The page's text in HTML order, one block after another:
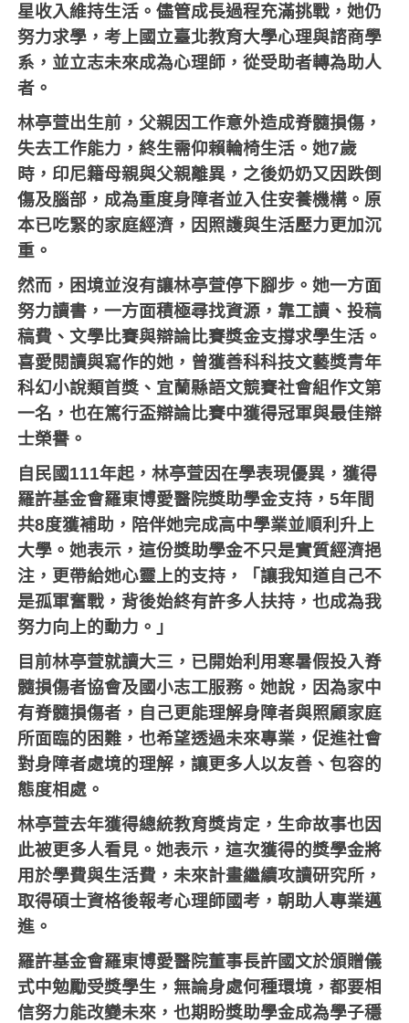
星收入維持生活。儘管成長過程充滿挑戰，她仍
努力求學，考上國立臺北教育大學心理與諮商學
系，並立志未來成為心理師，從受助者轉為助人
者。
林亭萓出生前，父親因工作意外造成脊髓損傷，
失去工作能力，終生需仰賴輪椅生活。她7歲
時，印尼籍母親與父親離異，之後奶奶又因跌倒
傷及腦部，成為重度身障者並入住安養機構。原
本已吃緊的家庭經濟，因照護與生活壓力更加沉
重。
然而，困境並沒有讓林亭萓停下腳步。她一方面
努力讀書，一方面積極尋找資源，靠工讀、投稿
稿費、文學比賽與辯論比賽獎金支撐求學生活。
喜愛閱讀與寫作的她，曾獲善科科技文藝獎青年
科幻小說類首獎、宜蘭縣語文競賽社會組作文第
一名，也在篤行盃辯論比賽中獲得冠軍與最佳辯
士榮譽。
自民國111年起，林亭萓因在學表現優異，獲得
羅許基金會羅東博愛醫院獎助學金支持，5年間
共8度獲補助，陪伴她完成高中學業並順利升上
大學。她表示，這份獎助學金不只是實質經濟挹
注，更帶給她心靈上的支持，「讓我知道自己不
是孤軍奮戰，背後始終有許多人扶持，也成為我
努力向上的動力。」
目前林亭萓就讀大三，已開始利用寒暑假投入脊
髓損傷者協會及國小志工服務。她說，因為家中
有脊髓損傷者，自己更能理解身障者與照顧家庭
所面臨的困難，也希望透過未來專業，促進社會
對身障者處境的理解，讓更多人以友善、包容的
態度相處。
林亭萓去年獲得總統教育獎肯定，生命故事也因
此被更多人看見。她表示，這次獲得的獎學金將
用於學費與生活費，未來計畫繼續攻讀研究所，
取得碩士資格後報考心理師國考，朝助人專業邁
進。
羅許基金會羅東博愛醫院董事長許國文於頒贈儀
式中勉勵受獎學生，無論身處何種環境，都要相
信努力能改變未來，也期盼獎助學金成為學子穩